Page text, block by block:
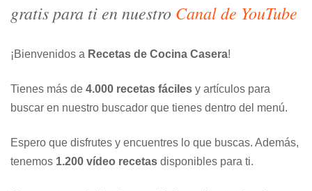
gratis para ti en nuestro Canal de YouTube
¡Bienvenidos a Recetas de Cocina Casera!
Tienes más de 4.000 recetas fáciles y artículos para
buscar en nuestro buscador que tienes dentro del menú.
Espero que disfrutes y encuentres lo que buscas. Además,
tenemos 1.200 vídeo recetas disponibles para ti.